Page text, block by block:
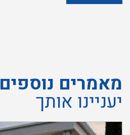
הפרטיותשל
מאמרים נוספים
יעניינו אותך